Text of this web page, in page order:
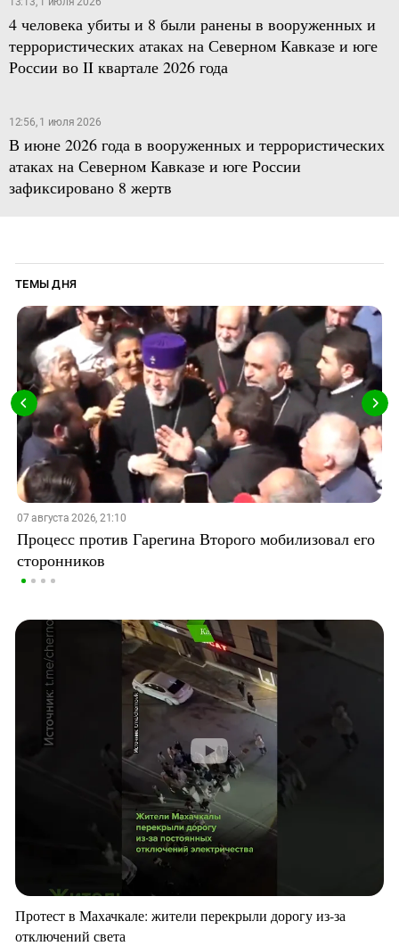
4 человека убиты и 8 были ранены в вооруженных и
террористических атаках на Северном Кавказе и юге
России во II квартале 2026 года
12:56, 1 июля 2026
В июне 2026 года в вооруженных и террористических
атаках на Северном Кавказе и юге России
зафиксировано 8 жертв
ТЕМЫ ДНЯ
07 августа 2026, 21:10
Процесс против Гарегина Второго мобилизовал его
сторонников
Протест в Махачкале: жители перекрыли дорогу из-за
отключений света